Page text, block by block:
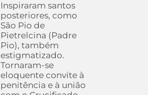
Inspiraram santos
posteriores, como
São Pio de
Pietrelcina (Padre
Pio), também
estigmatizado.
Tornaram-se
eloquente convite à
penitência e à união